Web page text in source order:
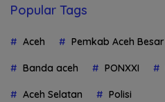
Popular Tags
Aceh Pemkab Aceh Besar
Banda aceh PONXXI
Aceh Selatan Polisi